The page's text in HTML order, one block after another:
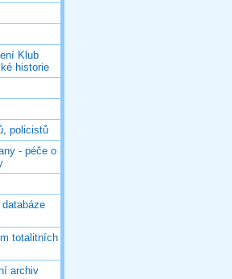
Klub
historie
policistů
- péče o
totalitních
archiv